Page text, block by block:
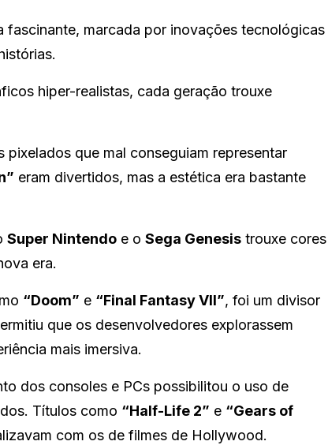
fascinante, marcada por inovações tecnológicas
hiper-realistas, cada geração trouxe
que mal conseguiam representar
eram divertidos, mas a estética era bastante
Super Nintendo e o Sega Genesis trouxe cores
era.
“Doom” e “Final Fantasy VII”, foi um divisor
que os desenvolvedores explorassem
mais imersiva.
dos consoles e PCs possibilitou o uso de
Títulos como “Half-Life 2” e “Gears of
com os de filmes de Hollywood.